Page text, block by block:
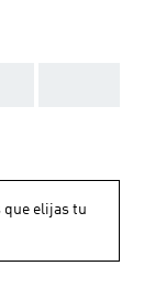
que elijas tu